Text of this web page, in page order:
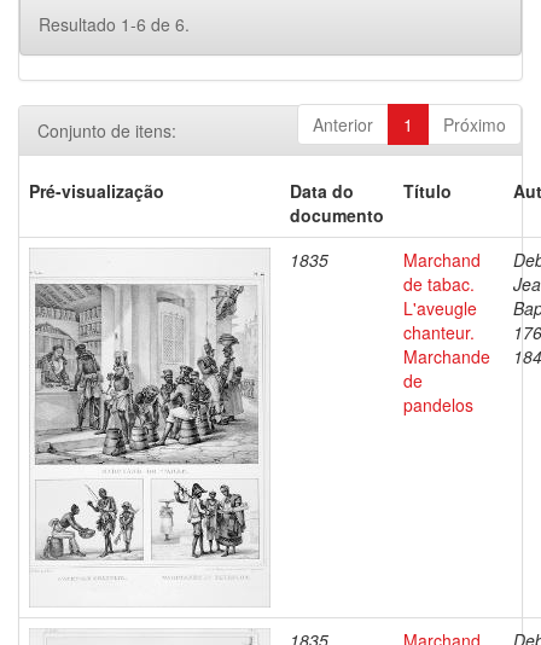
Resultado 1-6 de 6.
Anterior 1 Próximo
Conjunto de itens:
Pré-visualização
Data do
documento
Título
1835
Marchand
de tabac.
L'aveugle
chanteur.
Marchande
de
pandelos
1835
Marchand